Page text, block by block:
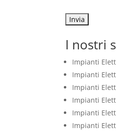
I nostri
Impianti
Impianti
Impianti
Impianti
Impianti
Impianti